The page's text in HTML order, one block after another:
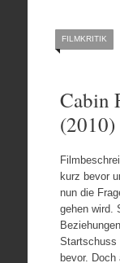
FILMKRITIK
Cabin
(2010)
kurz bevor
nun die
gehen wird.
Startschuss
bevor.